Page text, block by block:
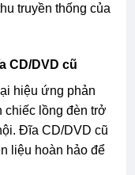
truyền thống của
CD/DVD cũ
hiệu ứng phản
chiếc lồng đèn trở
Đĩa CD/DVD cũ
liệu hoàn hảo để